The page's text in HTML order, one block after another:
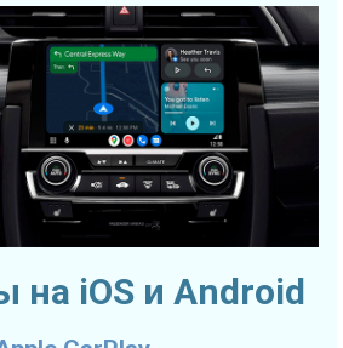
на iOS и Android